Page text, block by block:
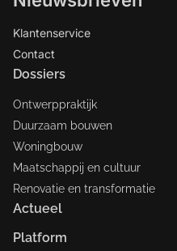
Klantenservice
Contact
Dossiers
Ontwerppraktijk
Duurzaam bouwen
Woningbouw
Maatschappij en cultuur
Renovatie en transformatie
Actueel
Platform